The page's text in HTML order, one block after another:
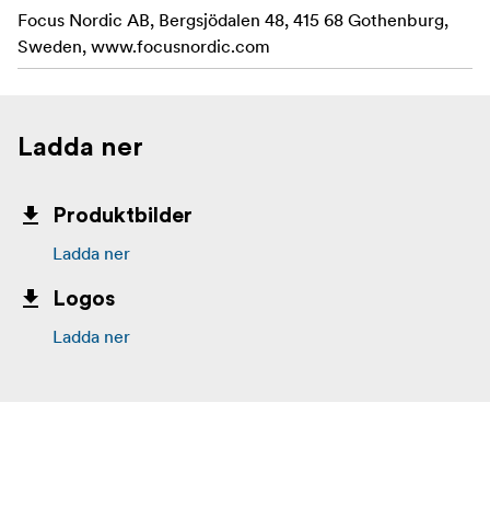
Focus Nordic AB, Bergsjödalen 48, 415 68 Gothenburg,
Sweden, www.focusnordic.com
Ladda ner
Produktbilder
Ladda ner
Logos
Ladda ner